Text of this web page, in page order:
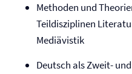
Methoden und
Teildisziplinen
Mediävistik
Deutsch als Zweit-